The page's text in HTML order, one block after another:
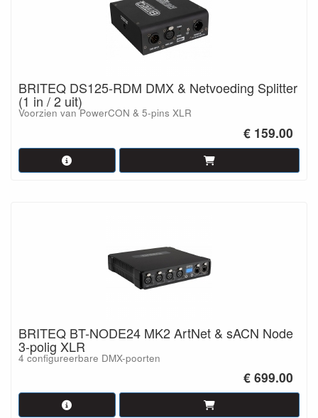
BRITEQ DS125-RDM DMX & Netvoeding Splitter
(1 in / 2 uit)
Voorzien van PowerCON & 5-pins XLR
€ 159.00
BRITEQ BT-NODE24 MK2 ArtNet & sACN Node
3-polig XLR
4 configureerbare DMX-poorten
€ 699.00